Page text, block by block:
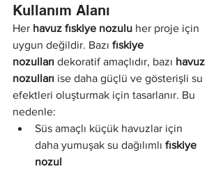
Kullanım Alanı
Her havuz fıskiye nozulu her proje için
uygun değildir. Bazı fıskiye
nozulları dekoratif amaçlıdır, bazı havuz
nozulları ise daha güçlü ve gösterişli su
efektleri oluşturmak için tasarlanır. Bu
nedenle:
Süs amaçlı küçük havuzlar için
daha yumuşak su dağılımlı fıskiye
nozul